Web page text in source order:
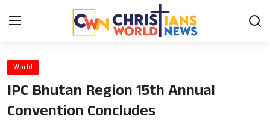
World
IPC Bhutan Region 15th Annual
Convention Concludes